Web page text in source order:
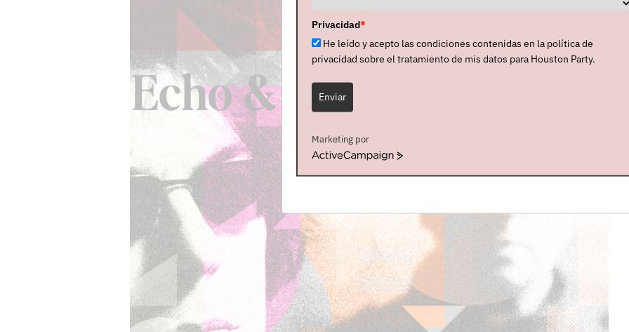
Privacidad*
He leído y acepto las condiciones contenidas en la política de
privacidad sobre el tratamiento de mis datos para Houston Party.
Enviar
Marketing por
ActiveCampaign